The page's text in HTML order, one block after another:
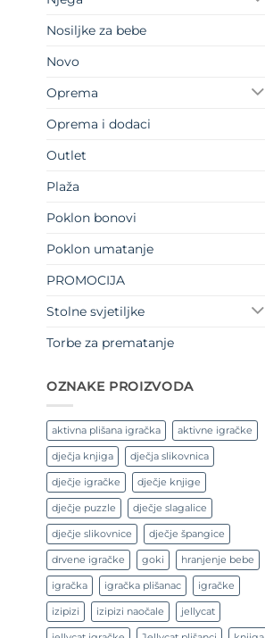
Nosiljke za bebe
Novo
Oprema
Oprema i dodaci
Outlet
Plaža
Poklon bonovi
Poklon umatanje
PROMOCIJA
Stolne svjetiljke
Torbe za prematanje
OZNAKE PROIZVODA
aktivna plišana igračka aktivne igračke
dječja knjiga dječja slikovnica
dječje igračke dječje knjige
dječje puzzle dječje slagalice
dječje slikovnice dječje špangice
drvene igračke goki hranjenje bebe
igračka igračka plišanac igračke
izipizi izipizi naočale jellycat